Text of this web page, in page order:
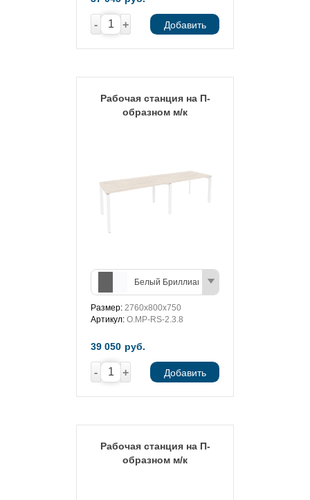
- + Добавить
Рабочая станция на П-
образном м/к
Белый Бриллиант/Антрацит
Размер: 2760х800х750
Артикул: O.MP-RS-2.3.8
39 050 руб.
- + Добавить
Рабочая станция на П-
образном м/к